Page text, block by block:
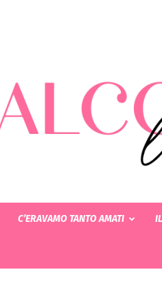
C’ERAVAMO TANTO AMATI